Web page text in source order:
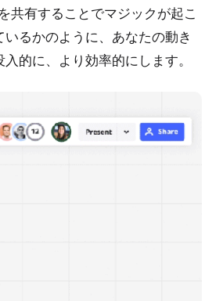
共有することでマジックが起こ
るかのように、あなたの動き
的に、より効率的にします。